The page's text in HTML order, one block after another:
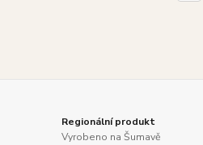
Regionální produkt
Vyrobeno na Šumavě